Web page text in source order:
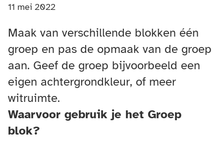
11 mei 2022
Maak van verschillende blokken één
groep en pas de opmaak van de groep
aan. Geef de groep bijvoorbeeld een
eigen achtergrondkleur, of meer
witruimte.
Waarvoor gebruik je het Groep
blok?